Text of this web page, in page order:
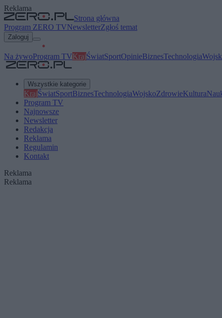
Reklama
Strona główna
Program ZERO TVNewsletterZgłoś temat
Zaloguj
Na żywoProgram TVKrajŚwiatSportOpinieBiznesTechnologia
Wszystkie kategorie
KrajŚwiatSportBiznesTechnologiaWojskoZdrowieKultura
Program TV
Najnowsze
Newsletter
Redakcja
Reklama
Regulamin
Kontakt
Reklama
Reklama